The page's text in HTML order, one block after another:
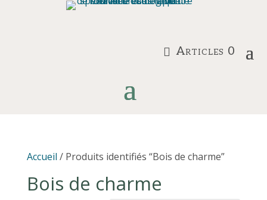
Articles 0
Accueil / Produits identifiés “Bois de charme”
Bois de charme